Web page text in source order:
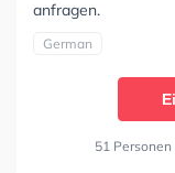
anfragen.
German
51